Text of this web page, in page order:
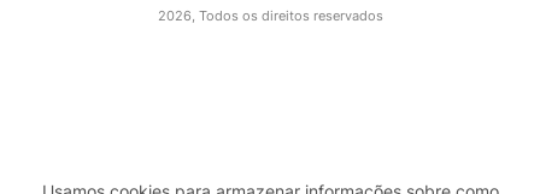
2026, Todos os direitos reservados